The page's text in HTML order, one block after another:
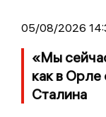
05/08/2026
«Мы
как в
Сталина